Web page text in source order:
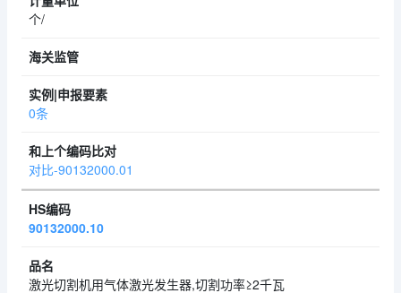
个/
0条
对比-90132000.01
90132000.10
激光切割机用气体激光发生器,切割功率≥2千瓦